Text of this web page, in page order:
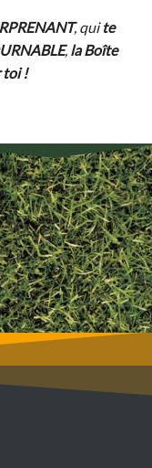
, quite
, la Boîte
toi !